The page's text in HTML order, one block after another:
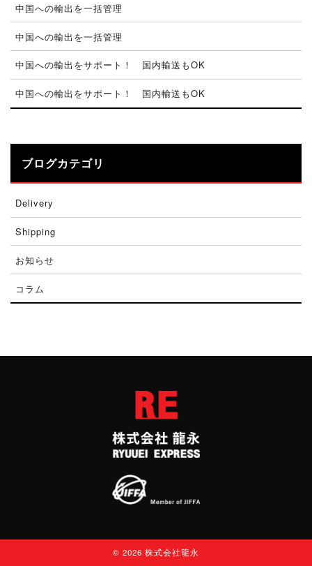
中国への輸出を一括管理
中国への輸出を一括管理
中国への輸出をサポート！ 国内輸送もOK
中国への輸出をサポート！ 国内輸送もOK
ブログカテゴリ
Delivery
Shipping
お知らせ
コラム
© 2026 株式会社龍永